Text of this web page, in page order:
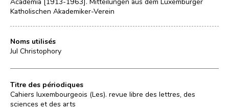
Katholischen Akademiker-Verein
Noms utilisés
Jul Christophory
Titre des périodiques
Cahiers luxembourgeois (Les). revue libre des lettres, des
sciences et des arts